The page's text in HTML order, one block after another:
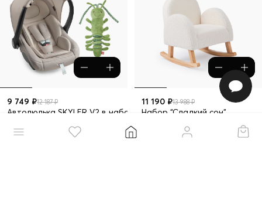
9 749 ₽12 187 ₽
Автолюлька SKYLER V2 в наборе для путешествий
11 190 ₽13 988 ₽
Набор “Сладкий сон”